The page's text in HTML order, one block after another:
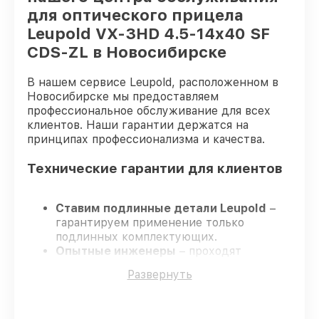
для оптического прицела
Leupold VX-3HD 4.5-14x40 SF
CDS-ZL в Новосибирске
В нашем сервисе Leupold, расположенном в
Новосибирске мы предоставляем
профессиональное обслуживание для всех
клиентов. Наши гарантии держатся на
принципах профессионализма и качества.
Технические гарантии для клиентов
Ставим подлинные детали Leupold –
гарантируем применение только
подлинных комплектующих.
Опытные инженеры – проходят
уровень их профессионализма.
Развернуть